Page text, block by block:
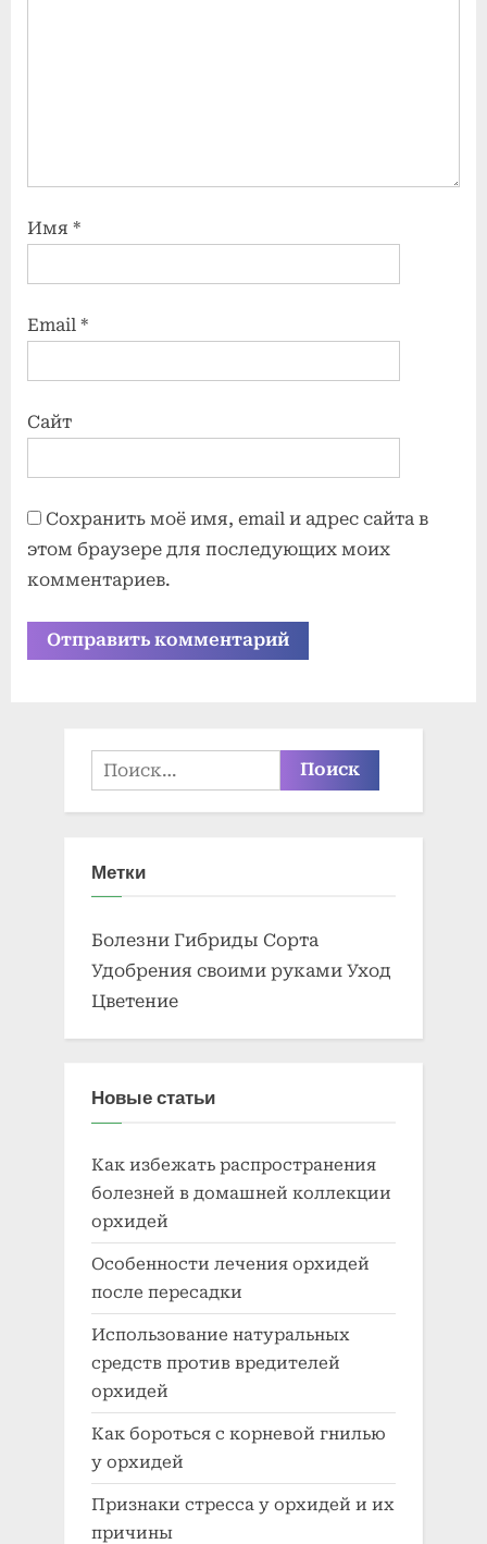
Имя *
Email *
Сайт
Сохранить моё имя, email и адрес сайта в
этом браузере для последующих моих
комментариев.
Найти:
Метки
Болезни Гибриды Сорта
Удобрения своими руками Уход
Цветение
Новые статьи
Как избежать распространения
болезней в домашней коллекции
орхидей
Особенности лечения орхидей
после пересадки
Использование натуральных
средств против вредителей
орхидей
Как бороться с корневой гнилью
у орхидей
Признаки стресса у орхидей и их
причины